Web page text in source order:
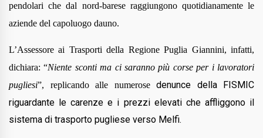
pendolari che dal nord-barese raggiungono quotidianamente le
aziende del capoluogo dauno.
L’Assessore ai Trasporti della Regione Puglia Giannini, infatti,
dichiara:“Niente sconti ma ci saranno più corse per i lavoratori
pugliesi”, replicando alle numerose denunce della FISMIC
riguardante le carenze e i prezzi elevati che affliggono il
sistema di trasporto pugliese verso Melfi.